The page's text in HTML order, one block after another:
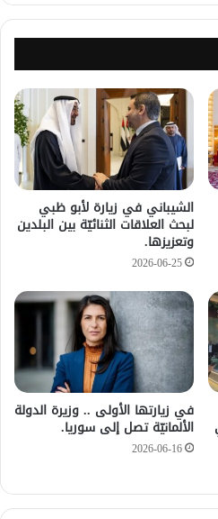
الشيباني في زيارة لأبو ظبي
لبحث العلاقات الثنائيّة بين البلدين
وتعزيزها.
2026-06-25
في زيارتها الأولى .. وزيرة الدولة
الألمانيّة تصل إلى سوريا.
2026-06-16